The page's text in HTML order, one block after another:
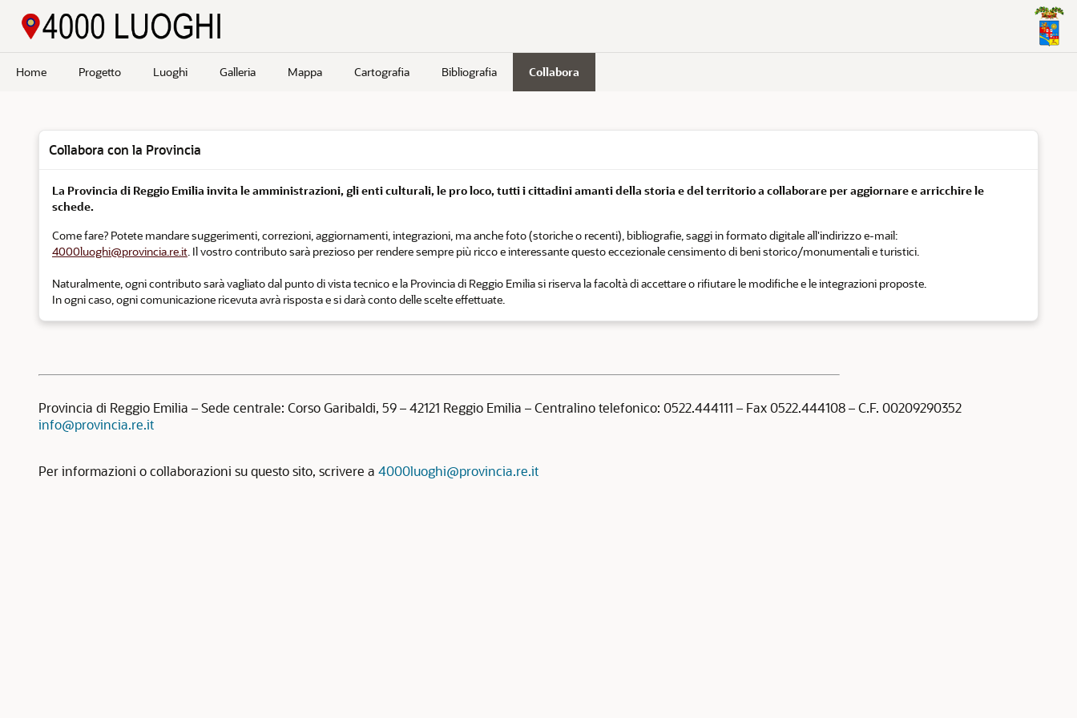
Home Progetto Luoghi Galleria Mappa Cartografia Bibliografia Collabora
Collabora con la Provincia
La Provincia di Reggio Emilia invita le amministrazioni, gli enti culturali, le pro loco, tutti i cittadini amanti della storia e del territorio a collaborare per aggiornare e arricchire le
schede.
Come fare? Potete mandare suggerimenti, correzioni, aggiornamenti, integrazioni, ma anche foto (storiche o recenti), bibliografie, saggi in formato digitale all'indirizzo e-mail:
4000luoghi@provincia.re.it. Il vostro contributo sarà prezioso per rendere sempre più ricco e interessante questo eccezionale censimento di beni storico/monumentali e turistici.
Naturalmente, ogni contributo sarà vagliato dal punto di vista tecnico e la Provincia di Reggio Emilia si riserva la facoltà di accettare o rifiutare le modifiche e le integrazioni proposte.
In ogni caso, ogni comunicazione ricevuta avrà risposta e si darà conto delle scelte effettuate.
Provincia di Reggio Emilia – Sede centrale: Corso Garibaldi, 59 – 42121 Reggio Emilia – Centralino telefonico: 0522.444111 – Fax 0522.444108 – C.F. 00209290352
info@provincia.re.it
Per informazioni o collaborazioni su questo sito, scrivere a 4000luoghi@provincia.re.it